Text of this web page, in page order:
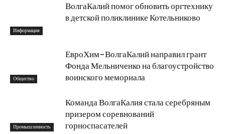
Информация
ВолгаКалий помог обновить оргтехнику
в детской поликлинике Котельниково
Общество
ЕвроХим-ВолгаКалий направил грант
Фонда Мельниченко на благоустройство
воинского мемориала
Промышленность
Команда ВолгаКалия стала серебряным
призером соревнований
горноспасателей